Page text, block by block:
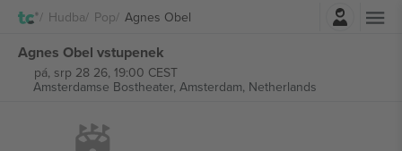
Hudba Pop Agnes Obel
Agnes Obel vstupenek
pá, srp 28 26, 19:00 CEST
Amsterdamse Bostheater, Amsterdam, Netherlands